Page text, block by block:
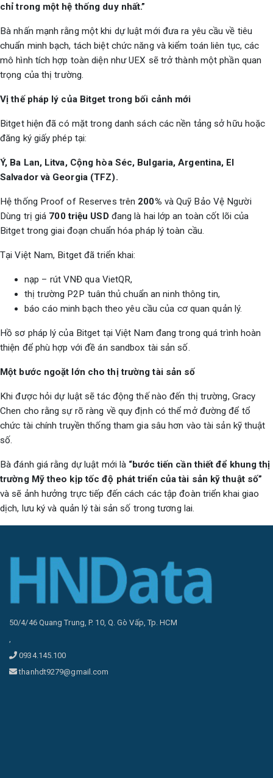
chỉ trong một hệ thống duy nhất.”
Bà nhấn mạnh rằng một khi dự luật mới đưa ra yêu cầu về tiêu
chuẩn minh bạch, tách biệt chức năng và kiểm toán liên tục, các
mô hình tích hợp toàn diện như UEX sẽ trở thành một phần quan
trọng của thị trường.
Vị thế pháp lý của Bitget trong bối cảnh mới
Bitget hiện đã có mặt trong danh sách các nền tảng sở hữu hoặc
đăng ký giấy phép tại:
Ý, Ba Lan, Litva, Cộng hòa Séc, Bulgaria, Argentina, El
Salvador và Georgia (TFZ).
Hệ thống Proof of Reserves trên 200% và Quỹ Bảo Vệ Người
Dùng trị giá 700 triệu USDđang là hai lớp an toàn cốt lõi của
Bitget trong giai đoạn chuẩn hóa pháp lý toàn cầu.
Tại Việt Nam, Bitget đã triển khai:
nạp – rút VNĐ qua VietQR,
thị trường P2P tuân thủ chuẩn an ninh thông tin,
báo cáo minh bạch theo yêu cầu của cơ quan quản lý.
Hồ sơ pháp lý của Bitget tại Việt Nam đang trong quá trình hoàn
thiện để phù hợp với đề án sandbox tài sản số.
Một bước ngoặt lớn cho thị trường tài sản số
Khi được hỏi dự luật sẽ tác động thế nào đến thị trường, Gracy
Chen cho rằng sự rõ ràng về quy định có thể mở đường để tổ
chức tài chính truyền thống tham gia sâu hơn vào tài sản kỹ thuật
số.
Bà đánh giá rằng dự luật mới là “bước tiến cần thiết để khung thị
trường Mỹ theo kịp tốc độ phát triển của tài sản kỹ thuật số”
và sẽ ảnh hưởng trực tiếp đến cách các tập đoàn triển khai giao
dịch, lưu ký và quản lý tài sản số trong tương lai.
50/4/46 Quang Trung, P. 10, Q. Gò Vấp, Tp. HCM
,
0934.145.100
thanhdt9279@gmail.com